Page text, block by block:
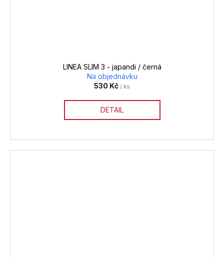
LINEA SLIM 3 - japandi / černá
Na objednávku
530 Kč / ks
DETAIL